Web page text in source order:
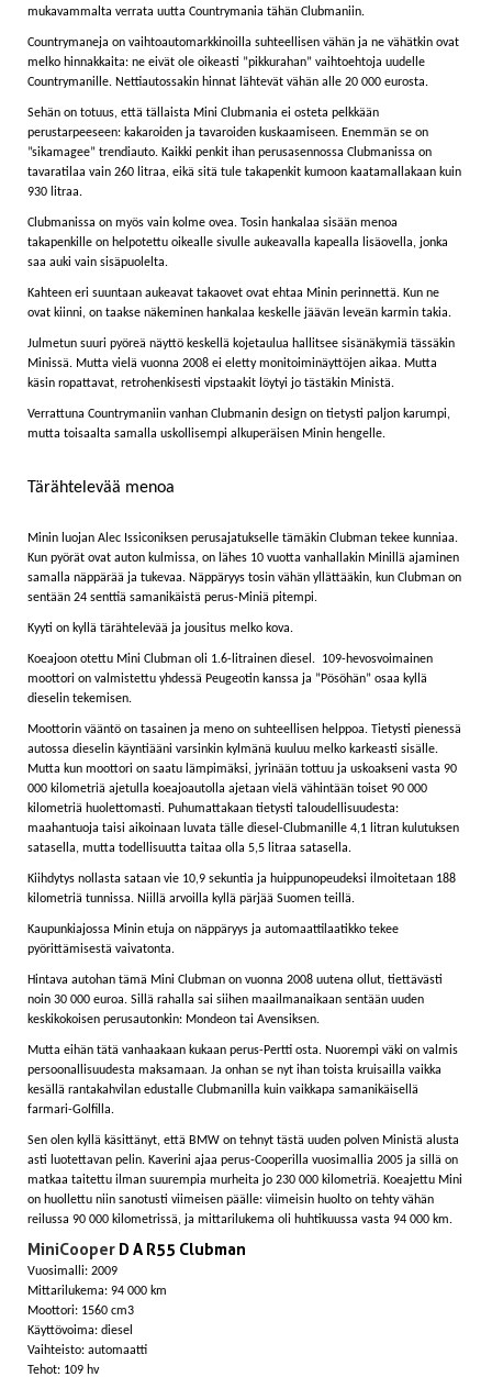
mukavammalta verrata uutta Countrymania tähän Clubmaniin.
Countrymaneja on vaihtoautomarkkinoilla suhteellisen vähän ja ne vähätkin ovat
melko hinnakkaita: ne eivät ole oikeasti ”pikkurahan” vaihtoehtoja uudelle
Countrymanille. Nettiautossakin hinnat lähtevät vähän alle 20 000 eurosta.
Sehän on totuus, että tällaista Mini Clubmania ei osteta pelkkään
perustarpeeseen: kakaroiden ja tavaroiden kuskaamiseen. Enemmän se on
”sikamagee” trendiauto. Kaikki penkit ihan perusasennossa Clubmanissa on
tavaratilaa vain 260 litraa, eikä sitä tule takapenkit kumoon kaatamallakaan kuin
930 litraa.
Clubmanissa on myös vain kolme ovea. Tosin hankalaa sisään menoa
takapenkille on helpotettu oikealle sivulle aukeavalla kapealla lisäovella, jonka
saa auki vain sisäpuolelta.
Kahteen eri suuntaan aukeavat takaovet ovat ehtaa Minin perinnettä. Kun ne
ovat kiinni, on taakse näkeminen hankalaa keskelle jäävän leveän karmin takia.
Julmetun suuri pyöreä näyttö keskellä kojetaulua hallitsee sisänäkymiä tässäkin
Minissä. Mutta vielä vuonna 2008 ei eletty monitoiminäyttöjen aikaa. Mutta
käsin ropattavat, retrohenkisesti vipstaakit löytyi jo tästäkin Ministä.
Verrattuna Countrymaniin vanhan Clubmanin design on tietysti paljon karumpi,
mutta toisaalta samalla uskollisempi alkuperäisen Minin hengelle.
Tärähtelevää menoa
Minin luojan Alec Issiconiksen perusajatukselle tämäkin Clubman tekee kunniaa.
Kun pyörät ovat auton kulmissa, on lähes 10 vuotta vanhallakin Minillä ajaminen
samalla näppärää ja tukevaa. Näppäryys tosin vähän yllättääkin, kun Clubman on
sentään 24 senttiä samanikäistä perus-Miniä pitempi.
Kyyti on kyllä tärähtelevää ja jousitus melko kova.
Koeajoon otettu Mini Clubman oli 1.6-litrainen diesel. 109-hevosvoimainen
moottori on valmistettu yhdessä Peugeotin kanssa ja ”Pösöhän” osaa kyllä
dieselin tekemisen.
Moottorin vääntö on tasainen ja meno on suhteellisen helppoa. Tietysti pienessä
autossa dieselin käyntiääni varsinkin kylmänä kuuluu melko karkeasti sisälle.
Mutta kun moottori on saatu lämpimäksi, jyrinään tottuu ja uskoakseni vasta 90
000 kilometriä ajetulla koeajoautolla ajetaan vielä vähintään toiset 90 000
kilometriä huolettomasti. Puhumattakaan tietysti taloudellisuudesta:
maahantuoja taisi aikoinaan luvata tälle diesel-Clubmanille 4,1 litran kulutuksen
satasella, mutta todellisuutta taitaa olla 5,5 litraa satasella.
Kiihdytys nollasta sataan vie 10,9 sekuntia ja huippunopeudeksi ilmoitetaan 188
kilometriä tunnissa. Niillä arvoilla kyllä pärjää Suomen teillä.
Kaupunkiajossa Minin etuja on näppäryys ja automaattilaatikko tekee
pyörittämisestä vaivatonta.
Hintava autohan tämä Mini Clubman on vuonna 2008 uutena ollut, tiettävästi
noin 30 000 euroa. Sillä rahalla sai siihen maailmanaikaan sentään uuden
keskikokoisen perusautonkin: Mondeon tai Avensiksen.
Mutta eihän tätä vanhaakaan kukaan perus-Pertti osta. Nuorempi väki on valmis
persoonallisuudesta maksamaan. Ja onhan se nyt ihan toista kruisailla vaikka
kesällä rantakahvilan edustalle Clubmanilla kuin vaikkapa samanikäisellä
farmari-Golfilla.
Sen olen kyllä käsittänyt, että BMW on tehnyt tästä uuden polven Ministä alusta
asti luotettavan pelin. Kaverini ajaa perus-Cooperilla vuosimallia 2005 ja sillä on
matkaa taitettu ilman suurempia murheita jo 230 000 kilometriä. Koeajettu Mini
on huollettu niin sanotusti viimeisen päälle: viimeisin huolto on tehty vähän
reilussa 90 000 kilometrissä, ja mittarilukema oli huhtikuussa vasta 94 000 km.
Mini Cooper D A R55 Clubman
Vuosimalli: 2009
Mittarilukema: 94 000 km
Moottori: 1560 cm3
Käyttövoima: diesel
Vaihteisto: automaatti
Tehot: 109 hv